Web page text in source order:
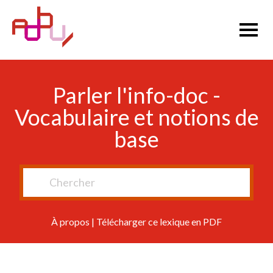
Parler l'info-doc -
Vocabulaire et notions de
base
À propos | Télécharger ce lexique en PDF